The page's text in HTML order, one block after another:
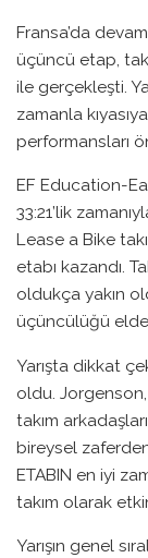
Fransa’da
üçüncü etap,
ile gerçekleşti.
zamanla
performansları
EF Education-
33:21’lik
Lease a Bike
etabı kazandı.
oldukça yakın
üçüncülüğü
Yarışta dikkat
oldu. Jorgenson,
takım
bireysel
ETABIN en iyi
takım olarak
Yarışın genel